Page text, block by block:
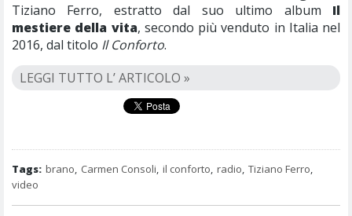
Tiziano Ferro, estratto dal suo ultimo album Il
mestiere della vita, secondo più venduto in Italia nel
2016, dal titolo Il Conforto.
LEGGI TUTTO L’ ARTICOLO »
Tags: brano, Carmen Consoli, il conforto, radio, Tiziano Ferro,
video